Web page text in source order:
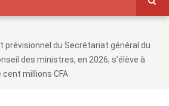
prévisionnel du Secrétariat général du
des ministres, en 2026, s’élève à
millions CFA